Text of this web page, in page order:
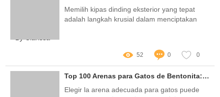
Memilih kipas dinding eksterior yang tepat
adalah langkah krusial dalam menciptakan
52 0 0
Top 100 Arenas para Gatos de Bentonita: ¡La Guía Definitiva para Elegir la Mejor!
Elegir la arena adecuada para gatos puede